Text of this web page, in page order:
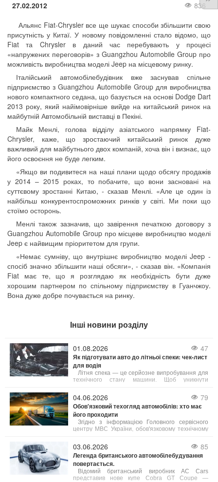
27.02.2012
836
Альянс Fiat-Chrysler все ще шукає способи збільшити свою
присутність у Китаї. У новому повідомленні стало відомо, що
Fiat та Chrysler в даний час перебувають у процесі
«напружених переговорів» з Guangzhou Automobile Group про
можливість виробництва моделі Jeep на місцевому ринку.
Італійський автомобілебудівник вже заснував спільне
підприємство з Guangzhou Automobile Group для виробництва
нового компактного седана, що базується на основі Dodge Dart
2013 року, який найімовірніше вийде на китайський ринок на
майбутній Автомобільній виставці в Пекіні.
Майк Менлі, голова відділу азіатського напрямку Fiat-
Chrysler, каже, що зростаючий китайський ринок дуже
важливий для майбутнього двох компаній, хоча він і визнає, що
його освоєння не буде легким.
«Якщо ви подивитеся на наші плани щодо обсягу продажів
у 2014 – 2015 роках, то побачите, що вони засновані на
суттєвому зростанні Китаю, - сказав Менлі. «Але це один із
найбільш конкурентоспроможних ринків у світі. Ми поки що
стоїмо осторонь.
Менлі також зазначив, що завірення печаткою договору з
Guangzhou Automobile Group про місцеве виробництво моделі
Jeep є найвищим пріоритетом для групи.
«Немає сумніву, що внутрішнє виробництво моделі Jeep -
спосіб значно збільшити наші обсяги», - сказав він. «Компанія
Fiat має те, що я розглядаю як необхідність бути дуже
хорошим партнером по спільному підприємству в Гуанчжоу.
Вона дуже добре почувається на ринку.
Інші новини розділу
01.08.2026 47
Як підготувати авто до літньої спеки: чек-лист
для водія
Літня спека — це серйозне випробування для
технічного стану машини. Щоб уникнути
04.06.2026 79
Обов'язковий техогляд автомобілів: хто має
його проходити
Згідно з інформацією Головного сервісного
центру МВС України, обов'язковому технічному
автомобілі, а також автобуси, маршрутні таксі та
таксі.
03.06.2026 85
Легенда британського автомобілебудування
повертається.
Відомий британський виробник AC Cars
представив нове купе Cobra GT Coupe —